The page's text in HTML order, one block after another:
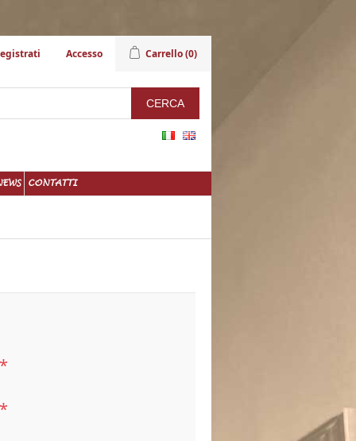
Accesso Carrello(0)
CONTATTI
*
*